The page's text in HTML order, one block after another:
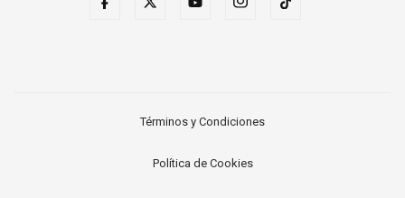
Términos y Condiciones
Política de Cookies